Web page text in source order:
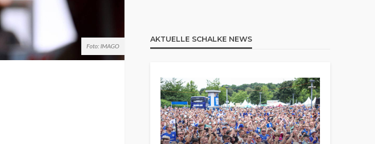
Foto: IMAGO
AKTUELLE SCHALKE NEWS